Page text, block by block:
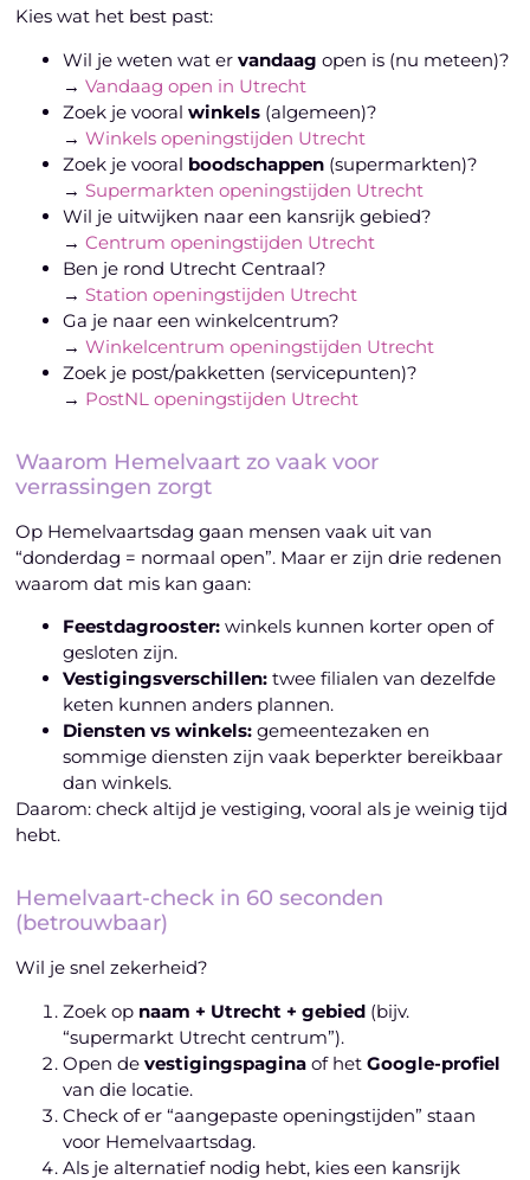
Kies wat het best past:
Wil je weten wat ervandaag open is (nu meteen)?
→Vandaag open in Utrecht
Zoek je vooralwinkels (algemeen)?
→Winkels openingstijden Utrecht
Zoek je vooral boodschappen (supermarkten)?
→ Supermarkten openingstijden Utrecht
Wil je uitwijken naar een kansrijk gebied?
→Centrum openingstijden Utrecht
Ben je rond Utrecht Centraal?
→ Station openingstijden Utrecht
Ga je naar een winkelcentrum?
→Winkelcentrum openingstijden Utrecht
Zoek je post/pakketten (servicepunten)?
→ PostNL openingstijden Utrecht
Waarom Hemelvaart zo vaak voor
verrassingen zorgt
Op Hemelvaartsdag gaan mensen vaak uit van
“donderdag = normaal open”. Maar er zijn drie redenen
waarom dat mis kan gaan:
Feestdagrooster: winkels kunnen korter open of
gesloten zijn.
Vestigingsverschillen: twee filialen van dezelfde
keten kunnen anders plannen.
Diensten vs winkels: gemeentezaken en
sommige diensten zijn vaak beperkter bereikbaar
dan winkels.
Daarom: check altijd je vestiging, vooral als je weinig tijd
hebt.
Hemelvaart-check in 60 seconden
(betrouwbaar)
Wil je snel zekerheid?
Zoek op naam + Utrecht + gebied (bijv.
“supermarkt Utrecht centrum”).
Open devestigingspagina of hetGoogle-profiel
van die locatie.
Check of er “aangepaste openingstijden” staan
voor Hemelvaartsdag.
Als je alternatief nodig hebt, kies een kansrijk